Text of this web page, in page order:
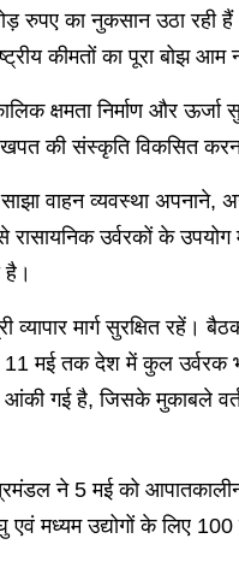
का नुकसान उठा रही हैं
कीमतों का पूरा बोझ आम
क्षमता निर्माण और ऊर्जा
खपत की संस्कृति विकसित
वाहन व्यवस्था
रासायनिक उर्वरकों के
है।
व्यापार मार्ग सुरक्षित
11 मई तक देश में कुल
गई है, जिसके मुकाबले
ने 5 मई को
उद्योगों के लिए 100